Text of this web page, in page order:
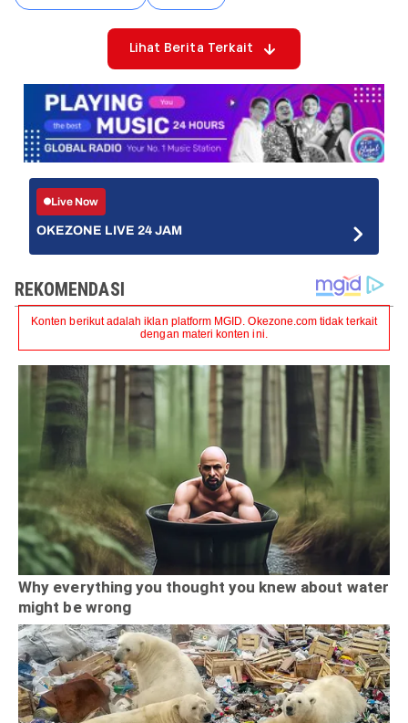
Lihat Berita Terkait
Live Now
OKEZONE LIVE 24 JAM